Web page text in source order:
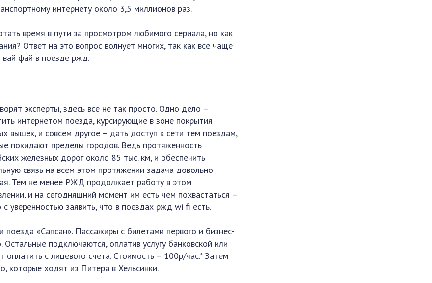
интернету около 3,5 миллионов раз.
время в пути за просмотром любимого сериала, но как
Ответ на это вопрос волнует многих, так как все чаще
вай фай в поезде ржд.
эксперты, здесь все не так просто. Одно дело –
интернетом поезда, курсирующие в зоне покрытия
вышек, и совсем другое – дать доступ к сети тем поездам,
покидают пределы городов. Ведь протяженность
железных дорог около 85 тыс. км, и обеспечить
связь на всем этом протяжении задача довольно
Тем не менее РЖД продолжает работу в этом
и на сегодняшний момент им есть чем похвастаться –
уверенностью заявить, что в поездах ржд wi fi есть.
«Сапсан». Пассажиры с билетами первого и бизнес-
подключаются, оплатив услугу банковской или
с лицевого счета. Стоимость – 100р/час.* Затем
которые ходят из Питера в Хельсинки.